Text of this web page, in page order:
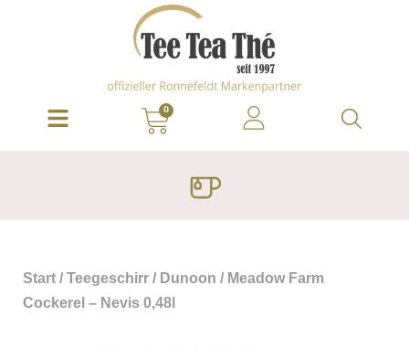
0
Start / Teegeschirr / Dunoon / Meadow Farm
Cockerel – Nevis 0,48l